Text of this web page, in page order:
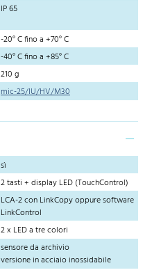
IP 65
-20° C fino a +70° C
-40° C fino a +85° C
210 g
mic-25/IU/HV/M30
sì
2 tasti + display LED (TouchControl)
LCA-2 con LinkCopy oppure software
LinkControl
2 x LED a tre colori
sensore da archivio
versione in acciaio inossidabile